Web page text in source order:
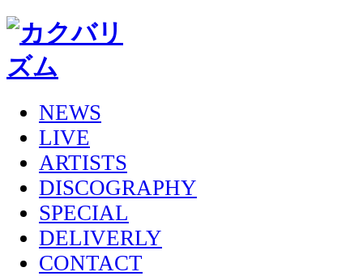
NEWS
LIVE
ARTISTS
DISCOGRAPHY
SPECIAL
DELIVERLY
CONTACT